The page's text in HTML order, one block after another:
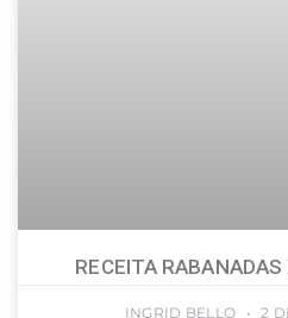
RECEITA RABANADAS
INGRID BELLO 2